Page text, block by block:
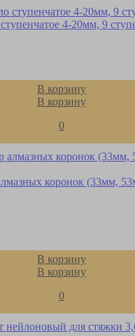
4-20мм, 9
В корзину
В корзину
0
коронок (33мм,
В корзину
В корзину
0